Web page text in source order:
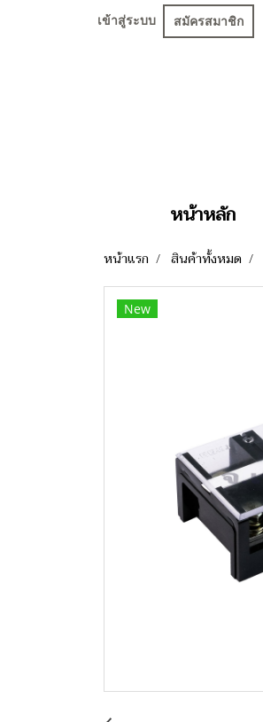
เข้าสู่ระบบ สมัครสมาชิก
หน้าหลัก
หน้าแรก สินค้าทั้งหมด
New